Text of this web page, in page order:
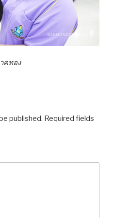
คทอง
published. Required fields